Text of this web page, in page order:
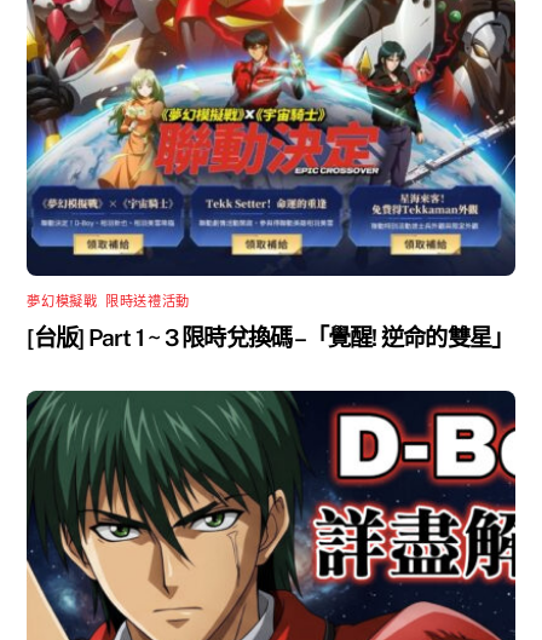
夢幻模擬戰 限時送禮活動
[台版] Part 1 ~ 3 限時兌換碼 –「覺醒! 逆命的雙星」